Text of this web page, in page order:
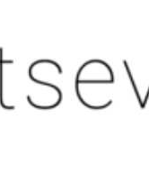
адаптации